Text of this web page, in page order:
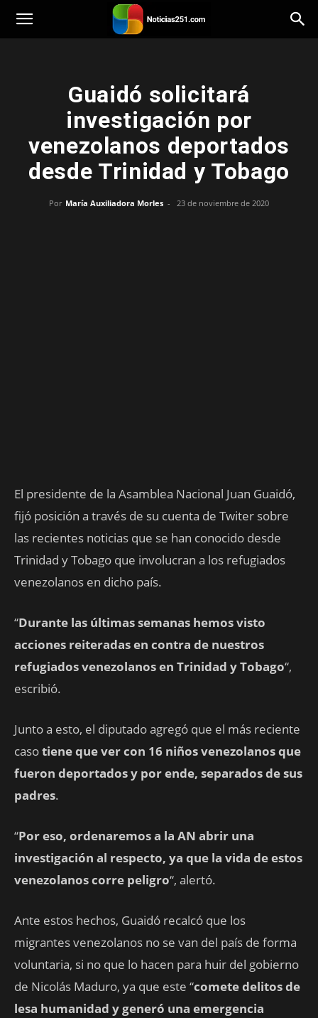
Noticias251
Guaidó solicitará
investigación por
venezolanos deportados
desde Trinidad y Tobago
Por María Auxiliadora Morles - 23 de noviembre de 2020
El presidente de la Asamblea Nacional Juan Guaidó,
fijó posición a través de su cuenta de Twiter sobre
las recientes noticias que se han conocido desde
Trinidad y Tobago que involucran a los refugiados
venezolanos en dicho país.
“Durante las últimas semanas hemos visto
acciones reiteradas en contra de nuestros
refugiados venezolanos en Trinidad y Tobago“,
escribió.
Junto a esto, el diputado agregó que el más reciente
casotiene que ver con 16 niños venezolanos que
fueron deportados y por ende, separados de sus
padres.
“Por eso, ordenaremos a la AN abrir una
investigación al respecto, ya que la vida de estos
venezolanos corre peligro“, alertó.
Ante estos hechos, Guaidó recalcó que los
migrantes venezolanos no se van del país de forma
voluntaria, si no que lo hacen para huir del gobierno
de Nicolás Maduro, ya que este “comete delitos de
lesa humanidad y generó una emergencia